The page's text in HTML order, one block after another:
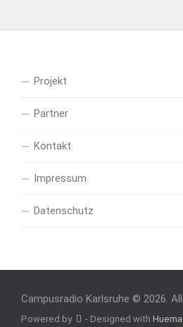
Projekt
Partner
Kontakt
Impressum
Datenschutz
Campusradio Karlsruhe © 2026.
Powered by - Designed with